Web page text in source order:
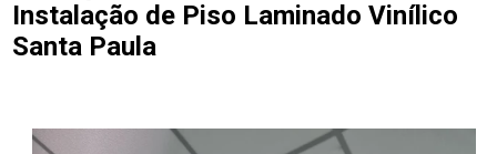
Instalação de Piso Laminado Vinílico
Santa Paula